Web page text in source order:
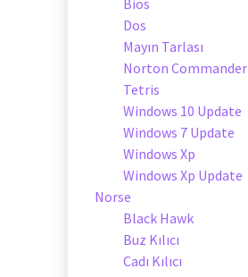
Dos
Mayın Tarlası
Norton Commander
Tetris
Windows 10 Update
Windows 7 Update
Windows Xp
Windows Xp Update
Norse
Black Hawk
Buz Kılıcı
Cadı Kılıcı